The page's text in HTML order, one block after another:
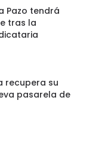
Pazo tendrá
tras la
recupera su
pasarela de